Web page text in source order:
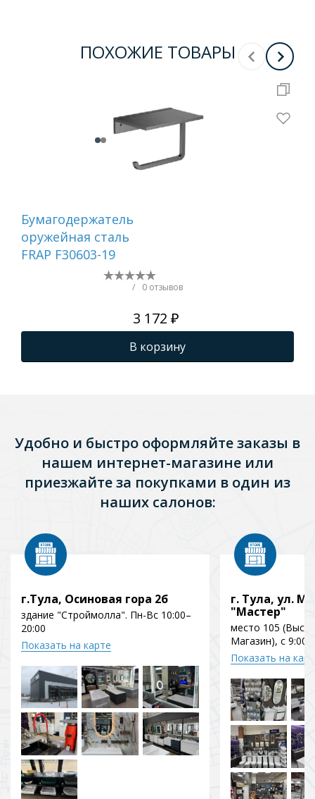
ПОХОЖИЕ ТОВАРЫ
Бумагодержатель
оружейная сталь
FRAP F30603-19
/ 0 отзывов
3 172 ₽
В корзину
Удобно и быстро оформляйте заказы в
нашем интернет-магазине или
приезжайте за покупками в один из
наших салонов:
г.Тула, Осиновая гора 2б
здание "Строймолла". Пн-Вс 10:00–
20:00
Показать на карте
г. Тула, ул.
"Мастер"
место 105
Магазин), с 9:00
Показать на